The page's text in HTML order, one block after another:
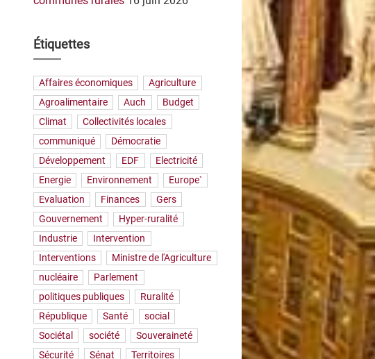
Étiquettes
Affaires économiques
Agriculture
Agroalimentaire
Auch
Budget
Climat
Collectivités locales
communiqué
Démocratie
Développement
EDF
Electricité
Energie
Environnement
Europe`
Evaluation
Finances
Gers
Gouvernement
Hyper-ruralité
Industrie
Intervention
Interventions
Ministre de l'Agriculture
nucléaire
Parlement
politiques publiques
Ruralité
République
Santé
social
Sociétal
société
Souveraineté
Sécurité
Sénat
Territoires